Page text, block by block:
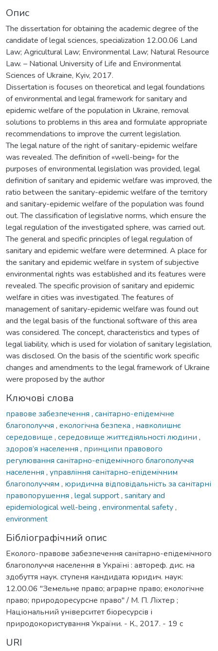
Опис
The dissertation for obtaining the academic degree of the
candidate of legal sciences, specialization 12.00.06 Land
Law; Agricultural Law; Environmental Law; Natural Resource
Law. – National University of Life and Environmental
Sciences of Ukraine, Kyiv, 2017.
Dissertation is focuses on theoretical and legal foundations
of environmental and legal framework for sanitary and
epidemic welfare of the population in Ukraine, removal
solutions to problems in this area and formulate appropriate
recommendations to improve the current legislation.
The legal nature of the right of sanitary-epidemic welfare
was revealed. The definition of «well-being» for the
purposes of environmental legislation was provided, legal
definition of sanitary and epidemic welfare was improved, the
ratio between the sanitary-epidemic welfare of the territory
and sanitary-epidemic welfare of the population was found
out. The classification of legislative norms, which ensure the
legal regulation of the investigated sphere, was carried out.
The general and specific principles of legal regulation of
sanitary and epidemic welfare were determined. A place for
the sanitary and epidemic welfare in system of subjective
environmental rights was established and its features were
revealed. The specific provision of sanitary and epidemic
welfare in cities was investigated. The features of
management of sanitary-epidemic welfare was found out
and the legal basis of the functional software of this area
was considered. The concept, characteristics and types of
legal liability, which is used for violation of sanitary legislation,
was disclosed. On the basis of the scientific work specific
changes and amendments to the legal framework of Ukraine
were proposed by the author
Ключові слова
правове забезпечення , санітарно-епідемічне
благополуччя , екологічна безпека , навколишнє
середовище , середовище життєдіяльності людини ,
здоров’я населення , принципи правового
регулювання санітарно-епідемічного благополуччя
населення , управління санітарно-епідемічним
благополуччям , юридична відповідальність за санітарні
правопорушення , legal support, sanitary and
epidemiological well-being , environmental safety,
environment
Бібліографічний опис
Еколого-правове забезпечення санітарно-епідемічного
благополуччя населення в Україні : автореф. дис. на
здобуття наук. ступеня кандидата юридич. наук:
12.00.06 "Земельне право; аграрне право; екологічне
право; природоресурсне право" / М. П. Ліхтер ;
Національний університет біоресурсів і
природокористування України. - К., 2017. - 19 с
URI